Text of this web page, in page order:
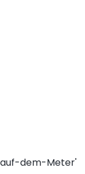
dem-Meter'